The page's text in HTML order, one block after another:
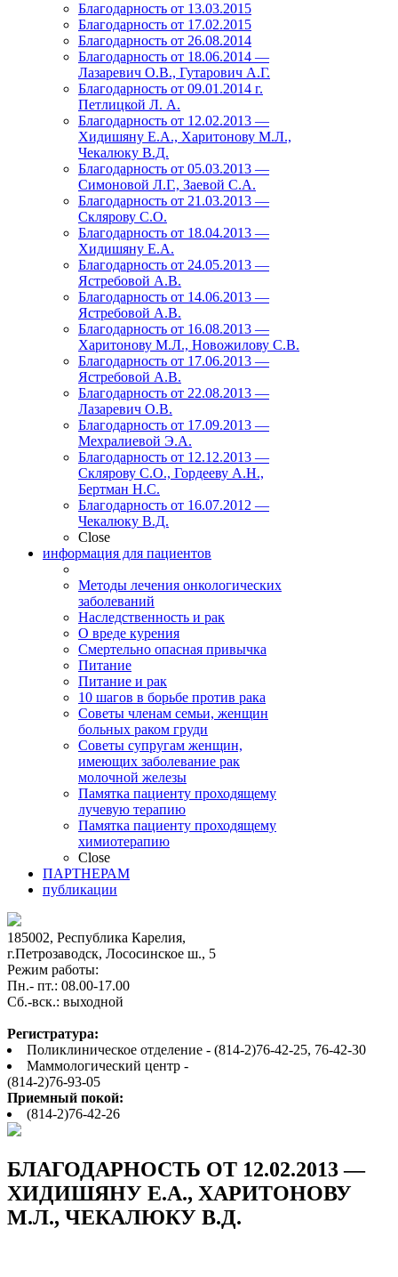
Благодарность от 13.03.2015
Благодарность от 17.02.2015
Благодарность от 26.08.2014
Благодарность от 18.06.2014 —
Лазаревич О.В., Гутарович А.Г.
Благодарность от 09.01.2014 г.
Петлицкой Л. А.
Благодарность от 12.02.2013 —
Хидишяну Е.А., Харитонову М.Л.,
Чекалюку В.Д.
Благодарность от 05.03.2013 —
Симоновой Л.Г., Заевой С.А.
Благодарность от 21.03.2013 —
Склярову С.О.
Благодарность от 18.04.2013 —
Хидишяну Е.А.
Благодарность от 24.05.2013 —
Ястребовой А.В.
Благодарность от 14.06.2013 —
Ястребовой А.В.
Благодарность от 16.08.2013 —
Харитонову М.Л., Новожилову С.В.
Благодарность от 17.06.2013 —
Ястребовой А.В.
Благодарность от 22.08.2013 —
Лазаревич О.В.
Благодарность от 17.09.2013 —
Мехралиевой Э.А.
Благодарность от 12.12.2013 —
Склярову С.О., Гордееву А.Н.,
Бертман Н.С.
Благодарность от 16.07.2012 —
Чекалюку В.Д.
Close
информация для пациентов
Методы лечения онкологических
заболеваний
Наследственность и рак
О вреде курения
Смертельно опасная привычка
Питание
Питание и рак
10 шагов в борьбе против рака
Советы членам семьи, женщин
больных раком груди
Советы супругам женщин,
имеющих заболевание рак
молочной железы
Памятка пациенту проходящему
лучевую терапию
Памятка пациенту проходящему
химиотерапию
Close
ПАРТНЕРАМ
публикации
185002, Республика Карелия,
г.Петрозаводск, Лососинское ш., 5
Режим работы:
Пн.- пт.: 08.00-17.00
Cб.-вск.: выходной
Регистратура:
Поликлиническое отделение - (814-2)76-42-25, 76-42-30
Маммологический центр -
(814-2)76-93-05
Приемный покой:
(814-2)76-42-26
БЛАГОДАРНОСТЬ ОТ 12.02.2013 —
ХИДИШЯНУ Е.А., ХАРИТОНОВУ
М.Л., ЧЕКАЛЮКУ В.Д.